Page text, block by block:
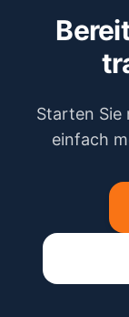
Starten Sie
einfach